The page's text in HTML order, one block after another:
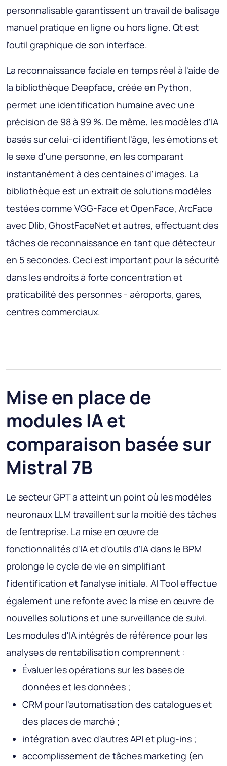
personnalisable garantissent un travail de balisage
manuel pratique en ligne ou hors ligne. Qt est
l'outil graphique de son interface.
La reconnaissance faciale en temps réel à l'aide de
la bibliothèque Deepface, créée en Python,
permet une identification humaine avec une
précision de 98 à 99 %. De même, les modèles d'IA
basés sur celui-ci identifient l'âge, les émotions et
le sexe d'une personne, en les comparant
instantanément à des centaines d'images. La
bibliothèque est un extrait de solutions modèles
testées comme VGG-Face et OpenFace, ArcFace
avec Dlib, GhostFaceNet et autres, effectuant des
tâches de reconnaissance en tant que détecteur
en 5 secondes. Ceci est important pour la sécurité
dans les endroits à forte concentration et
praticabilité des personnes - aéroports, gares,
centres commerciaux.
Mise en place de
modules IA et
comparaison basée sur
Mistral 7B
Le secteur GPT a atteint un point où les modèles
neuronaux LLM travaillent sur la moitié des tâches
de l'entreprise. La mise en œuvre de
fonctionnalités d'IA et d'outils d'IA dans le BPM
prolonge le cycle de vie en simplifiant
l'identification et l'analyse initiale. AI Tool effectue
également une refonte avec la mise en œuvre de
nouvelles solutions et une surveillance de suivi.
Les modules d'IA intégrés de référence pour les
analyses de rentabilisation comprennent :
Évaluer les opérations sur les bases de
données et les données ;
CRM pour l'automatisation des catalogues et
des places de marché ;
intégration avec d'autres API et plug-ins ;
accomplissement de tâches marketing (en